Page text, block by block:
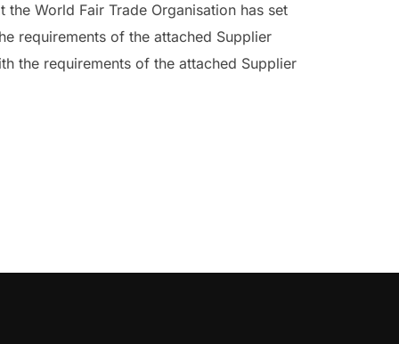
World Fair Trade Organisation has set
requirements of the attached Supplier
the requirements of the attached Supplier